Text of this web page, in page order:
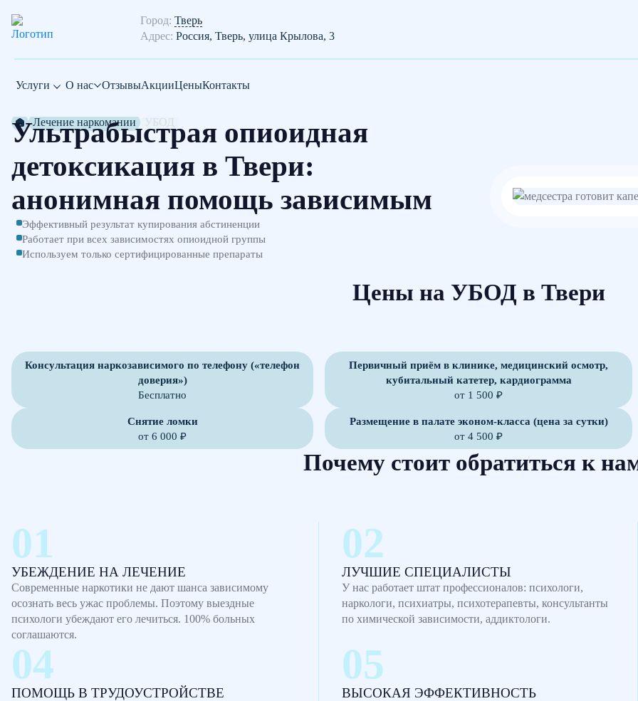
Город: Тверь
Адрес: Россия, Тверь, улица Крылова, 3
Услуги О нас ОтзывыАкцииЦеныКонтакты
Лечение наркомании
Ультрабыстрая опиоидная
детоксикация в Твери:
анонимная помощь зависимым
Эффективный результат купирования абстиненции
Работает при всех зависимостях опиоидной группы
Используем только сертифицированные препараты
Цены на УБОД в Твери
Консультация наркозависимого по телефону («телефон
доверия»)
Бесплатно
Первичный приём в клинике, медицинский осмотр,
кубитальный катетер, кардиограмма
от 1 500 ₽
Снятие ломки
от 6 000 ₽
Размещение в палате эконом-класса (цена за сутки)
от 4 500 ₽
Почему стоит обратиться к
УБЕЖДЕНИЕ НА ЛЕЧЕНИЕ
Современные наркотики не дают шанса зависимому
осознать весь ужас проблемы. Поэтому выездные
психологи убеждают его лечиться. 100% больных
соглашаются.
ЛУЧШИЕ СПЕЦИАЛИСТЫ
У нас работает штат профессионалов: психологи,
наркологи, психиатры, психотерапевты, консультанты
по химической зависимости, аддиктологи.
ПОМОЩЬ В ТРУДОУСТРОЙСТВЕ ВЫСОКАЯ ЭФФЕКТИВНОСТЬ